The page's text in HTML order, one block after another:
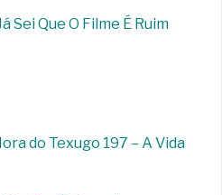
Sei Que O Filme É Ruim
do Texugo 197 – A Vida